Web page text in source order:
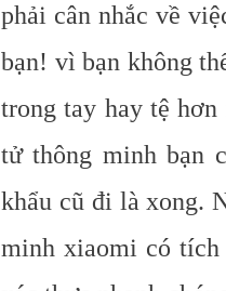
phải cân nhắc về
bạn! vì bạn không
trong tay hay tệ
tử thông minh bạn
khẩu cũ đi là xong.
minh xiaomi có